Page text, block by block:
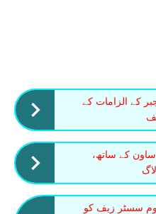
کے الزامات کے
کے ساتھ،
سسٹر زیف کو